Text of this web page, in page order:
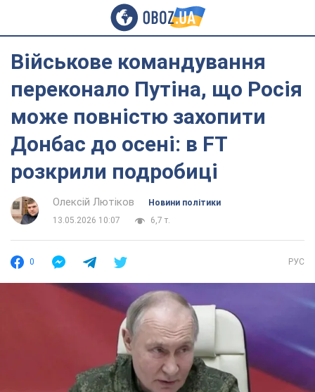
Військове командування
переконало Путіна, що Росія
може повністю захопити
Донбас до осені: в FT
розкрили подробиці
Олексій Лютіков
Новини політики
13.05.2026 10:07
6,7 т.
0 РУС